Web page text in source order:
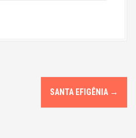
SANTA EFIGÊNIA →